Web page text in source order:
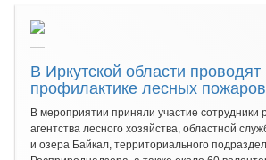
В Иркутской области
профилактике лесных пожаров
В мероприятии приняли участие сотрудники
агентства лесного хозяйства, областной
и озера Байкал, территориального